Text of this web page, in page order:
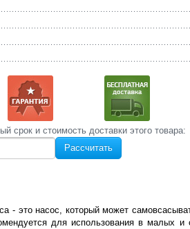
срок и стоимость‌ доставки этого товара:
Рассчитать
- это насос, который может
для использования в малых